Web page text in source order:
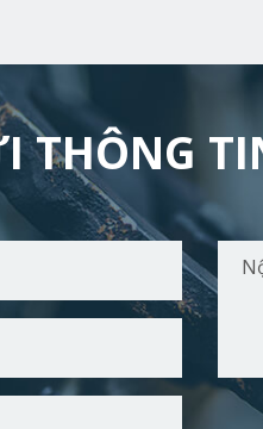
THÔNG